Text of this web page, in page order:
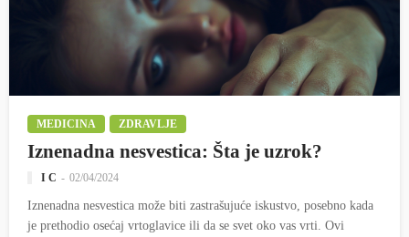
MEDICINA ZDRAVLJE
Iznenadna nesvestica: Šta je uzrok?
I C 02/04/2024
Iznenadna nesvestica može biti zastrašujuće iskustvo, posebno kada
je prethodio osećaj vrtoglavice ili da se svet oko vas vrti. Ovi